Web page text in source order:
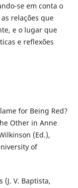
se em conta o
relações que
e o lugar que
e reflexões
for Being Red?
Other in Anne
(Ed.),
of
(J. V. Baptista,